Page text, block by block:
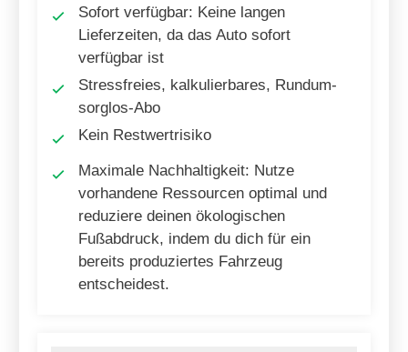
Sofort verfügbar: Keine langen
Lieferzeiten, da das Auto sofort
verfügbar ist
Stressfreies, kalkulierbares, Rundum-
sorglos-Abo
Kein Restwertrisiko
Maximale Nachhaltigkeit: Nutze
vorhandene Ressourcen optimal und
reduziere deinen ökologischen
Fußabdruck, indem du dich für ein
bereits produziertes Fahrzeug
entscheidest.